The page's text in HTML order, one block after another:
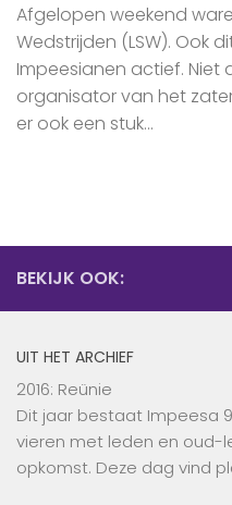
Afgelopen weekend
Wedstrijden (LSW). Ook
Impeesianen actief. Niet
organisator van het
er ook een stuk...
BEKIJK OOK:
UIT HET ARCHIEF
2016: Reünie
Dit jaar bestaat Impeesa
vieren met leden en oud-
opkomst. Deze dag vind